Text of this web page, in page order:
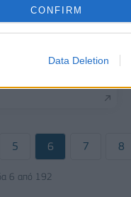
CONFIRM
Data Deletion
τον
5 6 7 8
6 από 192